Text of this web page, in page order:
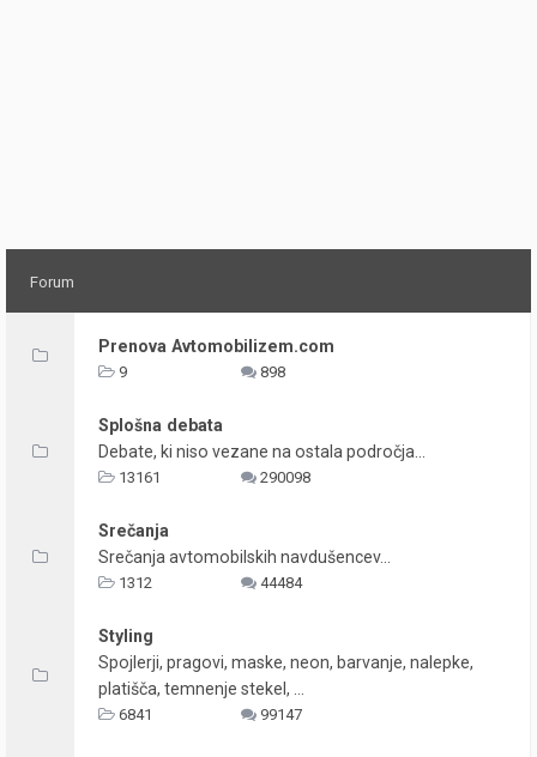
Forum
Prenova Avtomobilizem.com
9 898
Splošna debata
Debate, ki niso vezane na ostala področja...
13161 290098
Srečanja
Srečanja avtomobilskih navdušencev...
1312 44484
Styling
Spojlerji, pragovi, maske, neon, barvanje, nalepke,
platišča, temnenje stekel, ...
6841 99147